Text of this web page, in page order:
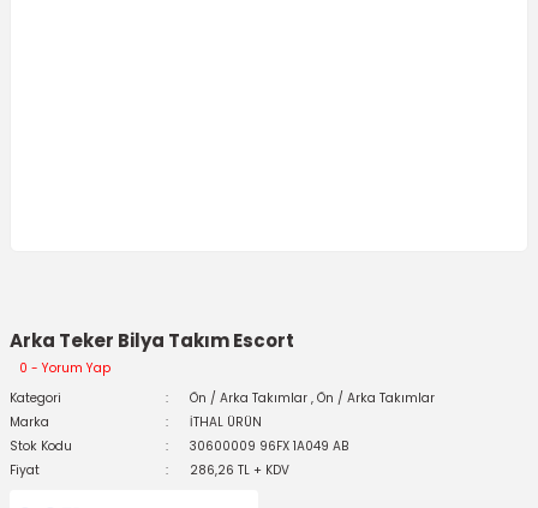
Arka Teker Bilya Takım Escort
0 - Yorum Yap
Kategori
Ön / Arka Takımlar , Ön / Arka Takımlar
Marka
İTHAL ÜRÜN
Stok Kodu
30600009 96FX 1A049 AB
Fiyat
286,26 TL + KDV